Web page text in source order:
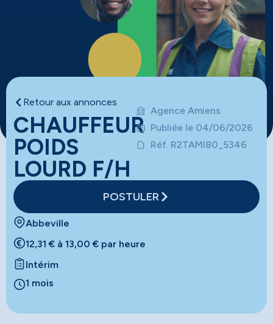
Retour aux annonces
CHAUFFEUR
POIDS
LOURD F/H
Agence Amiens
Publiée le 04/06/2026
Réf. R2TAMI80_5346
POSTULER
Abbeville
12,31 € à 13,00 € par heure
Intérim
1 mois